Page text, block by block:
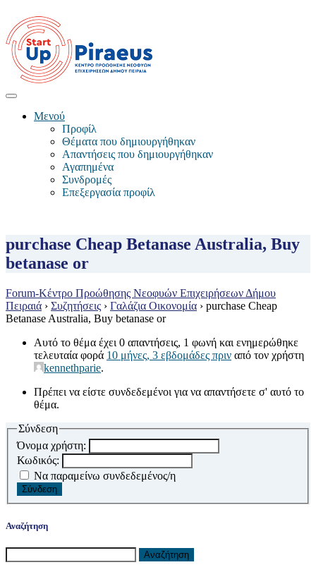
Μενού
Προφίλ
Θέματα που δημιουργήθηκαν
Απαντήσεις που δημιουργήθηκαν
Αγαπημένα
Συνδρομές
Επεξεργασία προφίλ
purchase Cheap Betanase Australia, Buy
betanase or
Forum-Κέντρο Προώθησης Νεοφυών Επιχειρήσεων Δήμου
Πειραιά › Συζητήσεις › Γαλάζια Οικονομία › purchase Cheap
Betanase Australia, Buy betanase or
Αυτό το θέμα έχει 0 απαντήσεις, 1 φωνή και ενημερώθηκε
τελευταία φορά 10 μήνες, 3 εβδομάδες πριν από τον χρήστη
kennethparie.
Πρέπει να είστε συνδεδεμένοι για να απαντήσετε σ' αυτό το
θέμα.
Σύνδεση
Όνομα χρήστη:
Κωδικός:
Να παραμείνω συνδεδεμένος/η
Σύνδεση
Αναζήτηση
Αναζήτηση
για: